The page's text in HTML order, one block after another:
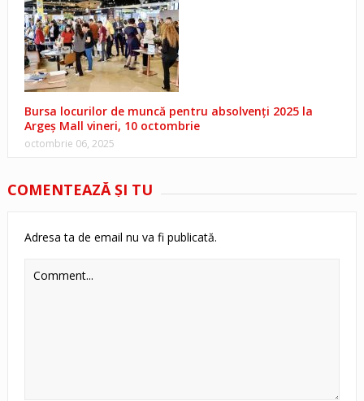
Bursa locurilor de muncă pentru absolvenți 2025 la
Argeș Mall vineri, 10 octombrie
octombrie 06, 2025
COMENTEAZĂ ŞI TU
Adresa ta de email nu va fi publicată.